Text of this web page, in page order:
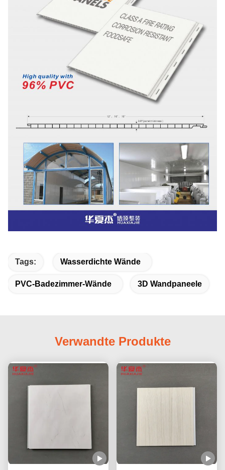
Tags: Wasserdichte Wände
PVC-Badezimmer-Wände 3D Wandpaneele
Verwandte Produkte